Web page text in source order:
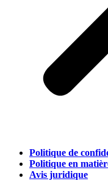
Politique de
Politique en
Avis juridique